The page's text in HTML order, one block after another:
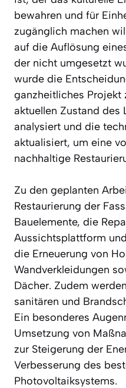
bewahren und für
zugänglich machen
auf die Auflösung
der nicht umgesetzt
wurde die
ganzheitliches Projekt
aktuellen Zustand des
analysiert und die
aktualisiert, um eine
nachhaltige
Zu den geplanten
Restaurierung der
Bauelemente, die
Aussichtsplattform
die Erneuerung von
Wandverkleidungen
Dächer. Zudem
sanitären und
Ein besonderes
Umsetzung von
zur Steigerung der
Verbesserung des
Photovoltaiksystems.